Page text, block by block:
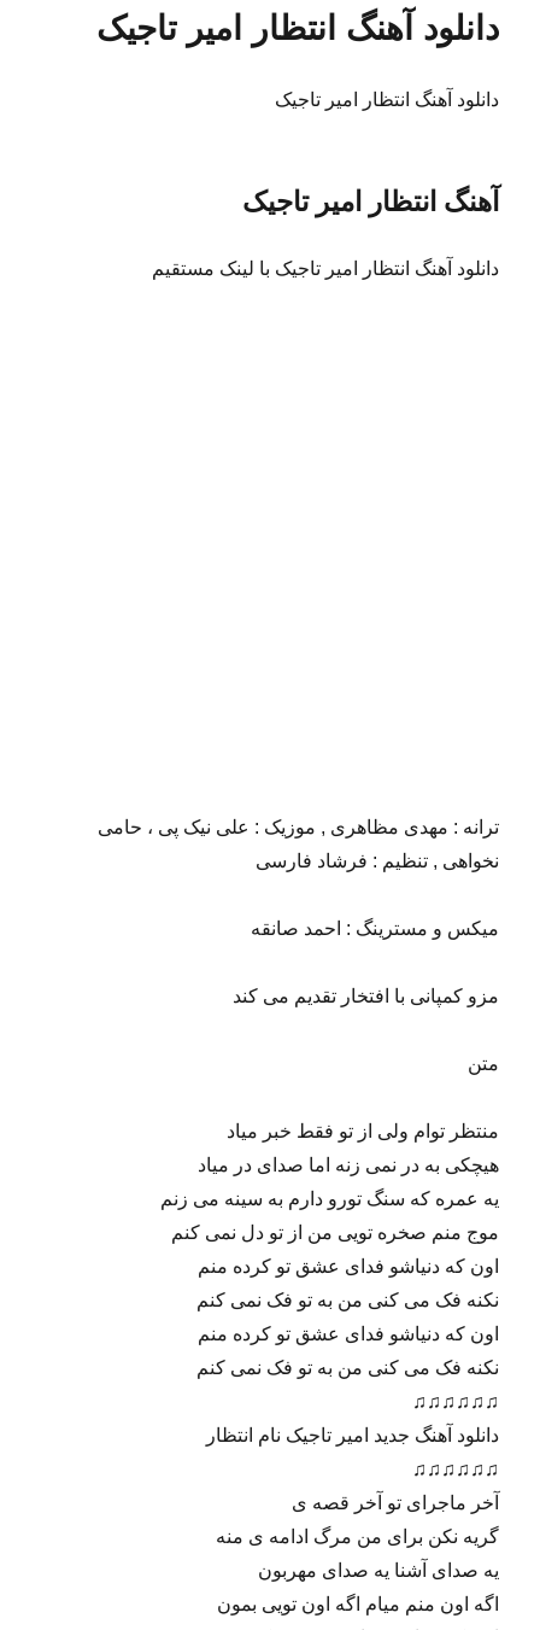
دانلود آهنگ انتظار امیر تاجیک
دانلود آهنگ انتظار امیر تاجیک
آهنگ انتظار امیر تاجیک
دانلود آهنگ انتظار امیر تاجیک با لینک مستقیم
ترانه : مهدی مظاهری , موزیک : علی نیک پی ، حامی
نخواهی , تنظیم : فرشاد فارسی
میکس و مسترینگ : احمد صانقه
منتظر توام ولی از تو فقط خبر میاد
هیچکی به در نمی زنه اما صدای در میاد
یه عمره که سنگ تورو دارم به سینه می زنم